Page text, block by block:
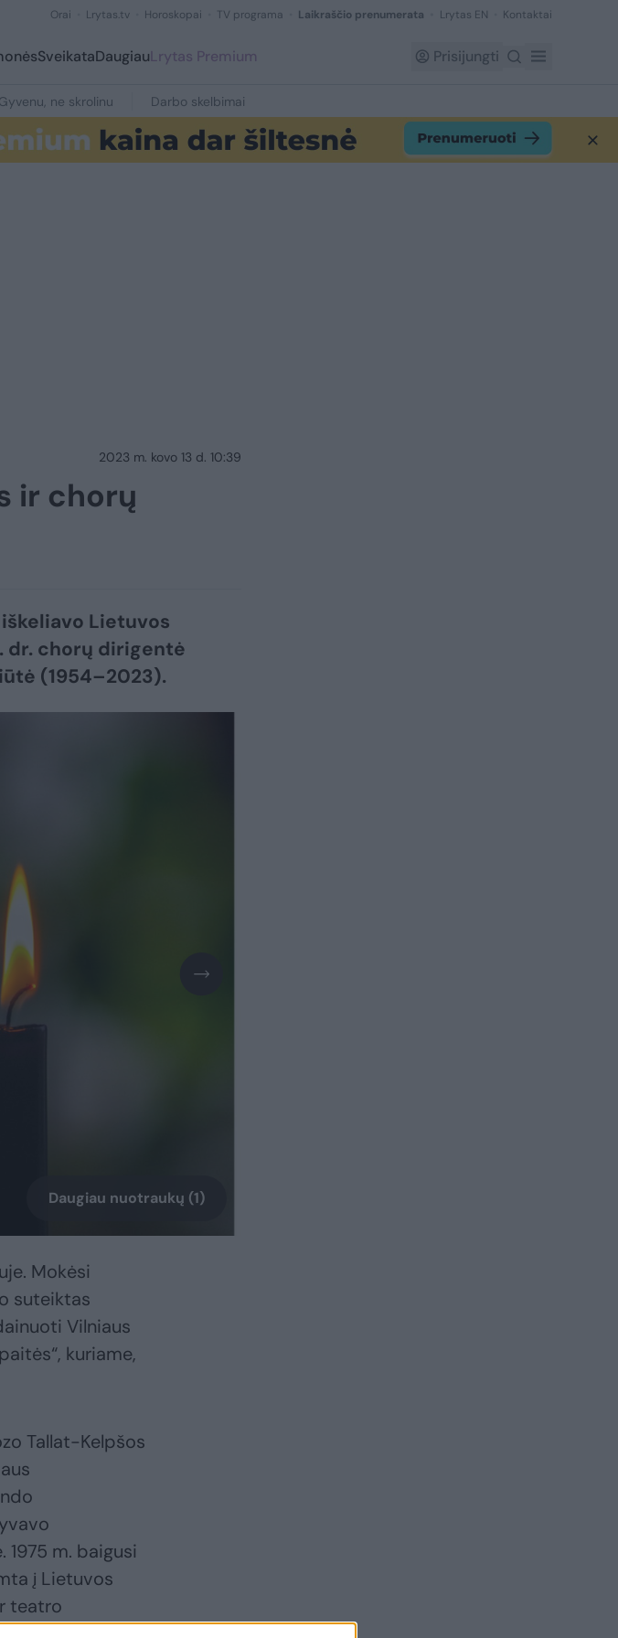
Orai Lrytas.tv Horoskopai TV programa Laikraščio prenumerata Lrytas EN Kontaktai
SveikataDaugiauLrytas Premium Prisijungti
Gyvenu, ne skrolinu Darbo skelbimai
2023 m. kovo 13 d. 10:39
ir chorų
Lietuvos
dr. chorų dirigentė
(1954–2023).
Daugiau nuotraukų (1)
Mokėsi
suteiktas
Vilniaus
kuriame,
Tallat-Kelpšos
m. baigusi
į Lietuvos
teatro